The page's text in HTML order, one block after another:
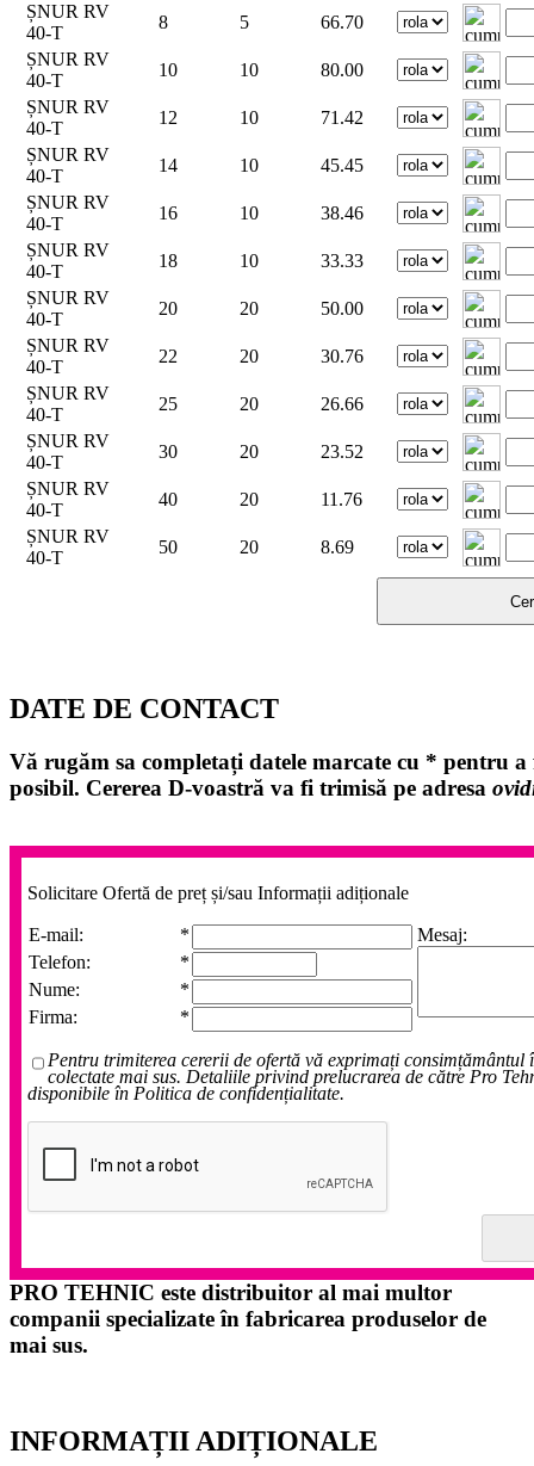
ȘNUR RV
40-T
8 5
66.70
ȘNUR RV
40-T
10 10
80.00
ȘNUR RV
40-T
12 10
71.42
ȘNUR RV
40-T
14 10
45.45
ȘNUR RV
40-T
16 10
38.46
ȘNUR RV
40-T
18 10
33.33
ȘNUR RV
40-T
20 20
50.00
ȘNUR RV
40-T
22 20
30.76
ȘNUR RV
40-T
25 20
26.66
ȘNUR RV
40-T
30 20
23.52
ȘNUR RV
40-T
40 20
11.76
ȘNUR RV
40-T
50 20 8.69
DATE DE CONTACT
Vă rugăm sa completați datele marcate cu * pentru a
posibil. Cererea D-voastră va fi trimisă pe adresa
Solicitare Ofertă de preț și/sau Informații adiționale
E-mail: *
Mesaj:
Telefon:
*
Nume:
*
Firma:
*
Pentru trimiterea cererii de ofertă vă exprimați
colectate mai sus. Detaliile privind prelucrarea de către Pro
disponibile în Politica de confidențialitate.
PRO TEHNIC este distribuitor al mai multor
companii specializate în fabricarea produselor de
mai sus.
INFORMAȚII ADIȚIONALE